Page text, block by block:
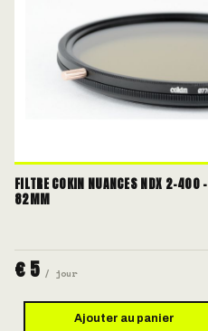
FILTRE COKIN NUANCES NDX 2-400 -
82MM
€ 5 / jour
Ajouter au panier